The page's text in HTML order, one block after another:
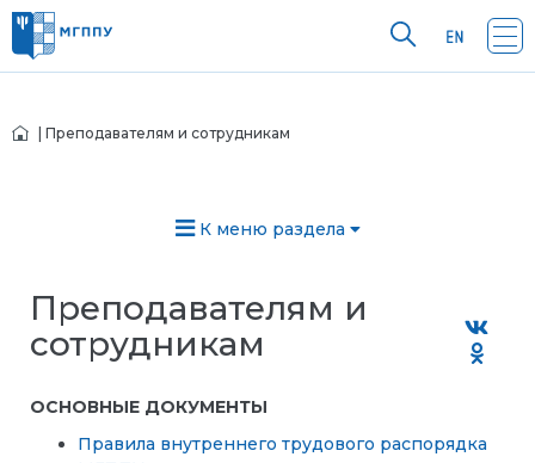
| Преподавателям и сотрудникам
К меню раздела
Преподавателям и
сотрудникам
ОСНОВНЫЕ ДОКУМЕНТЫ
Правила внутреннего трудового распорядка